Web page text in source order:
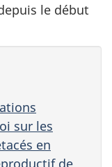
le début
sur les
en
de